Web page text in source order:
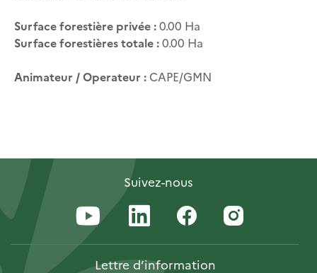
Surface forestière privée :0.00 Ha
Surface forestières totale :0.00 Ha
Animateur / Operateur : CAPE/GMN
Suivez-nous
Lettred’information